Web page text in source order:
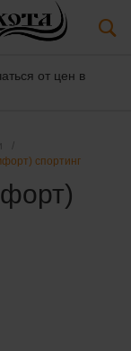
от цен в
спортинг